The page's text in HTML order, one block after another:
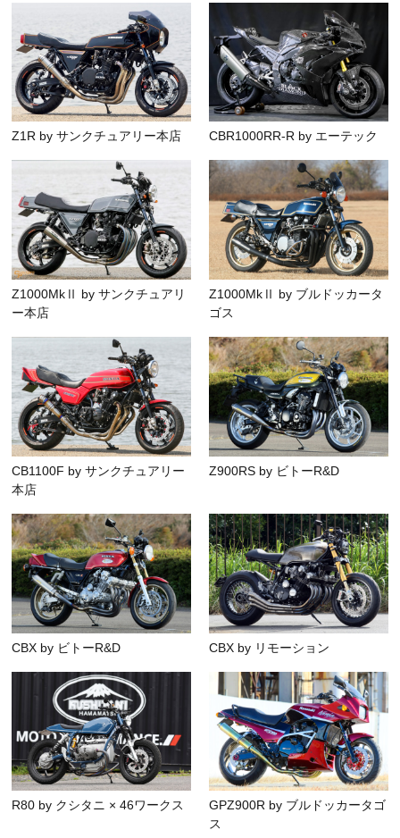
Z1R by サンクチュアリー本店 CBR1000RR-R by エーテック
Z1000MkⅡ by サンクチュアリ
ー本店
Z1000MkⅡ by ブルドッカータ
ゴス
CB1100F by サンクチュアリー
本店
Z900RS by ビトーR&D
CBX by ビトーR&D CBX by リモーション
R80 by クシタニ × 46ワークス
GPZ900R by ブルドッカータゴ
ス